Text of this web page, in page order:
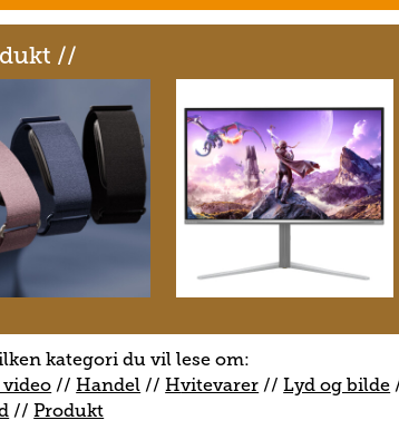
//
kategori du vil lese om:
video //Handel //Hvitevarer //Lyd og bilde
//Produkt